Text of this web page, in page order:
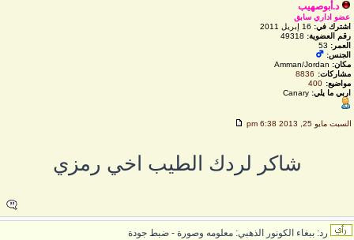
د.أبوصهيب
عضو اداري سابق
اشترك في:16 إبريل 2011
رقم العضوية:49318
العمر: 53
الجنس:
مكان:Amman/Jordan
مشاركات:
8836
مواضيع:
400
اربي ما يلي:Canary
السبت مايو 25, 2013 6:38 pm
شاكر لردك الطيب اخي رمزي
رد: ببغاء الكونور الذهبي: معلومه وصورة - ضبط جودة